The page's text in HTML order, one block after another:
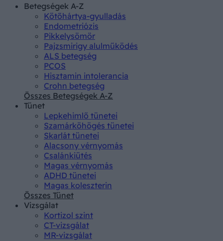
Betegségek A-Z
Kötőhártya-gyulladás
Endometriózis
Pikkelysömör
Pajzsmirigy alulműködés
ALS betegség
PCOS
Hisztamin intolerancia
Crohn betegség
Összes Betegségek A-Z
Tünet
Lepkehimlő tünetei
Szamárköhögés tünetei
Skarlát tünetei
Alacsony vérnyomás
Csalánkiütés
Magas vérnyomás
ADHD tünetei
Magas koleszterin
Összes Tünet
Vizsgálat
Kortizol szint
CT-vizsgálat
MR-vizsgálat